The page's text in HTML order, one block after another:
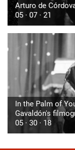
Arturo de
05 · 07 · 21
In the Palm of
Gavaldón's
05 · 30 · 18